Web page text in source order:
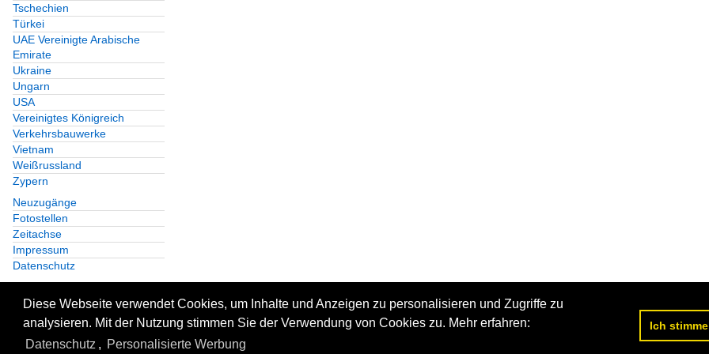
Tschechien
Türkei
UAE Vereinigte Arabische
Emirate
Ukraine
Ungarn
USA
Vereinigtes Königreich
Verkehrsbauwerke
Vietnam
Weißrussland
Zypern
Neuzugänge
Fotostellen
Zeitachse
Impressum
Datenschutz
Datenschutzerklärung
Diese Webseite verwendet Cookies, um Inhalte und Anzeigen zu personalisieren und Zugriffe zu
analysieren. Mit der Nutzung stimmen Sie der Verwendung von Cookies zu. Mehr erfahren:
Datenschutz , Personalisierte Werbung
Ich